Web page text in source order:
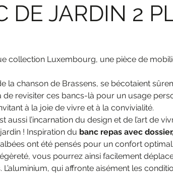
DE JARDIN 2
collection Luxembourg, une pièce de
la chanson de Brassens, se bécotaient
revisiter ces bancs-là pour un usage
à la joie de vivre et à la convivialité.
l’incarnation du design et de l’art de
! Inspiration du banc repas avec dossier,
ont été pensés pour un confort optimal.
vous pourrez ainsi facilement
qui affronte aisément les